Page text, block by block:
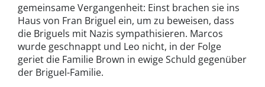
gemeinsame Vergangenheit: Einst brachen sie ins
Haus von Fran Briguel ein, um zu beweisen, dass
die Briguels mit Nazis sympathisieren. Marcos
wurde geschnappt und Leo nicht, in der Folge
geriet die Familie Brown in ewige Schuld gegenüber
der Briguel-Familie.